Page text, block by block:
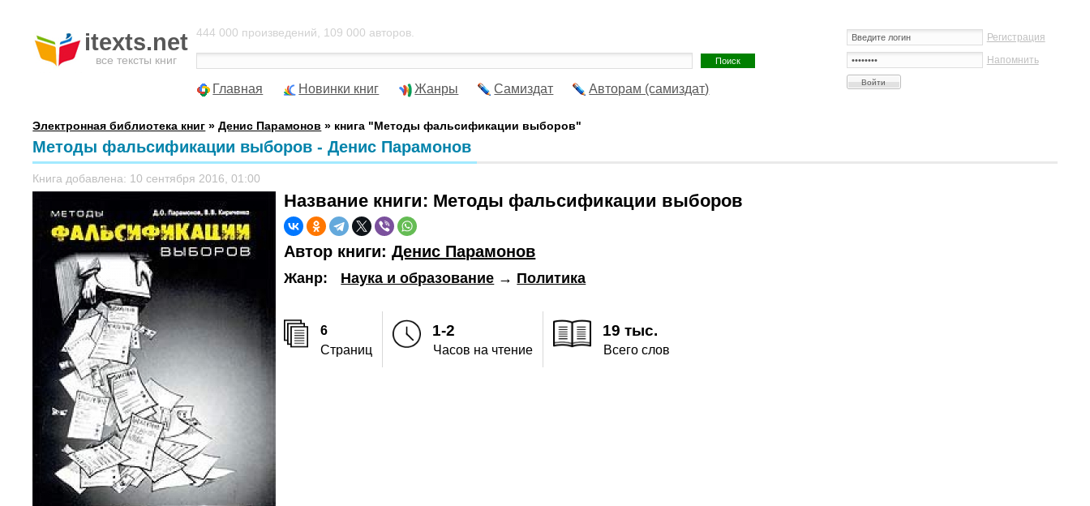
itexts.net
все тексты книг
Регистрация
Напомнить
444 000 произведений, 109 000 авторов.
Главная Новинки книг Жанры Самиздат Авторам (самиздат)
Электронная библиотека книг »Денис Парамонов » книга "Методы фальсификации выборов"
Методы фальсификации выборов - Денис Парамонов
Книга добавлена: 10 сентября 2016, 01:00
Название книги: Методы фальсификации выборов
Автор книги:Денис Парамонов
Жанр: Наука и образование → Политика
6
Страниц
1-2
Часов на чтение
19 тыс.
Всего слов